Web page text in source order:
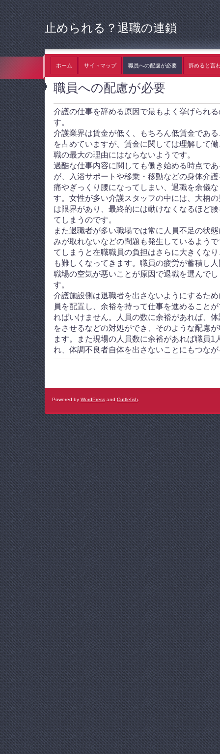
止められる？退職の連鎖
ホーム サイトマップ 職員への配慮が必要 辞めると言
職員への配慮が必要
介護の仕事を辞める原因で最もよく挙げられ
す。
介護業界は賃金が低く、もちろん低賃金であ
を占めていますが、賃金に関しては理解して
職の最大の理由にはならないようです。
過酷な仕事内容に関しても働き始める時点で
が、入浴サポートや移乗・移動などの身体介
痛やぎっくり腰になってしまい、退職を余儀
す。女性が多い介護スタッフの中には、大柄
は限界があり、最終的には動けなくなるほど
てしまうのです。
また退職者が多い職場では常に人員不足の状
みが取れないなどの問題も発生しているよう
てしまうと在職職員の負担はさらに大きくな
も難しくなってきます。職員の疲労が蓄積し
職場の空気が悪いことが原因で退職を選んで
す。
介護施設側は退職者を出さないようにするた
員を配置し、余裕を持って仕事を進めること
ればいけません。人員の数に余裕があれば、
をさせるなどの対処ができ、そのような配慮
ます。また現場の人員数に余裕があれば職員1
れ、体調不良者自体を出さないことにもつな
Powered by WordPress and Cuttlefish